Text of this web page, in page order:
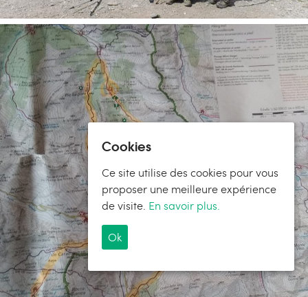
Cookies
Ce site utilise des cookies pour vous
proposer une meilleure expérience
de visite. En savoir plus.
Ok